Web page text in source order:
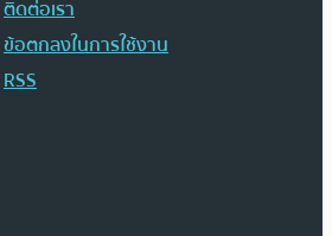
ติดต่อเรา
ข้อตกลงในการใช้งาน
RSS